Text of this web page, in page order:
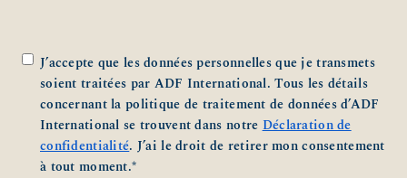
Zustimmung *
J’accepte que les données personnelles que je transmets
soient traitées par ADF International. Tous les détails
concernant la politique de traitement de données d’ADF
International se trouvent dans notreDéclaration de
confidentialité. J’ai le droit de retirer mon consentement
à tout moment.*